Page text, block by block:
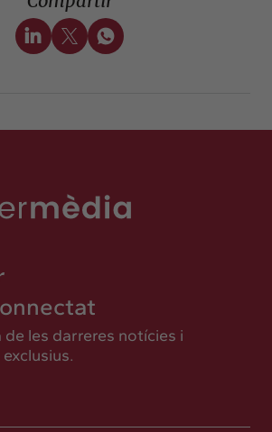
de les darreres notícies i